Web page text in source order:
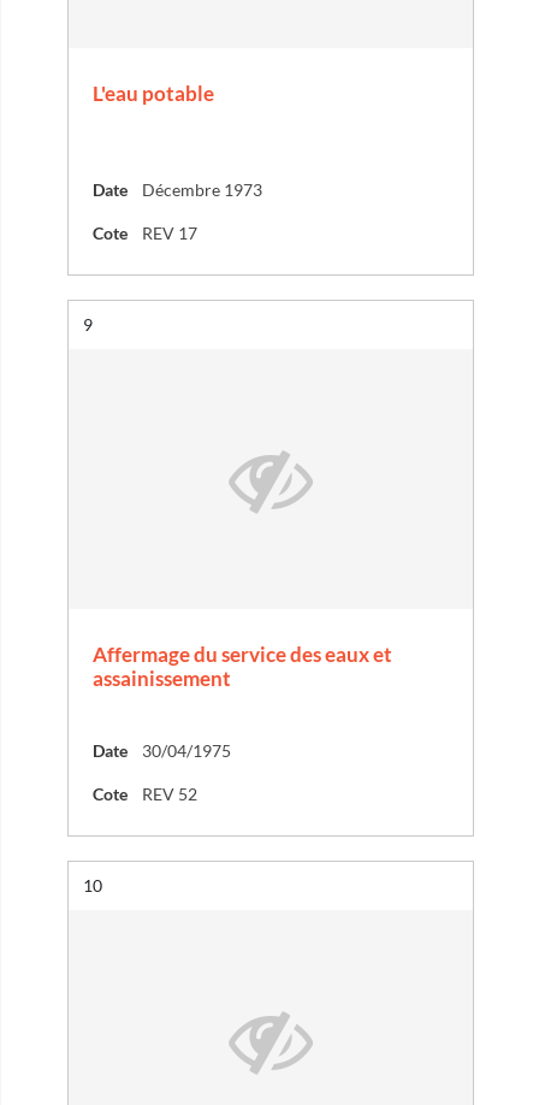
L'eau potable
Date Décembre 1973
Cote REV 17
Résultat n°
9
Affermage du service des eaux et
assainissement
Date 30/04/1975
Cote REV 52
Résultat n°
10